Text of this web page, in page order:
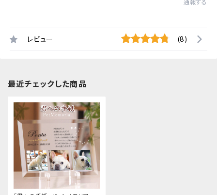
通報する
レビュー (8)
最近チェックした商品